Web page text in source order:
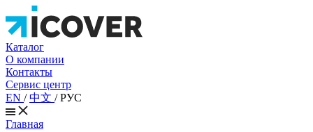
Каталог
О компании
Контакты
Сервис центр
EN /中文 /РУС
Главная